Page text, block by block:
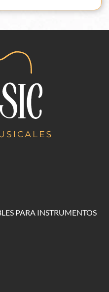
PARA INSTRUMENTOS